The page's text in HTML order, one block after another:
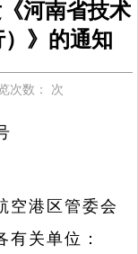
河南省技术
》的通知
次数： 次
空港区管委会
关单位：